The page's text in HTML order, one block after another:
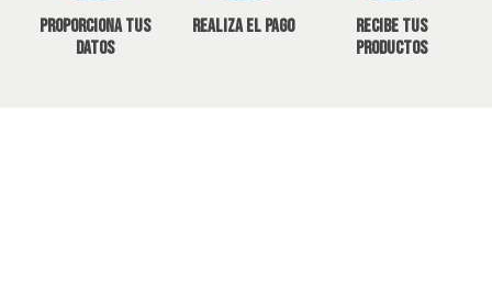
Proporciona tus
datos
Realiza el pago
Recibe tus
productos